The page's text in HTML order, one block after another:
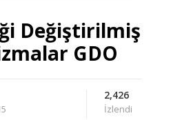
Değiştirilmiş
GDO
2,426
İzlendi